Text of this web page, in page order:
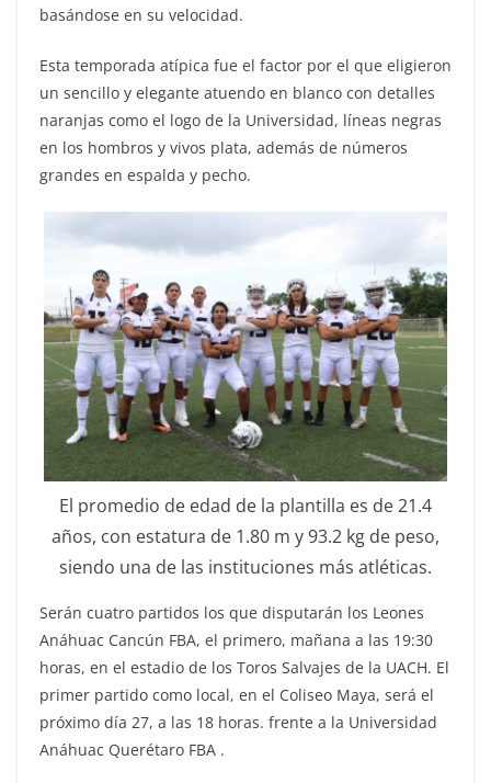
basándose en su velocidad.
Esta temporada atípica fue el factor por el que eligieron
un sencillo y elegante atuendo en blanco con detalles
naranjas como el logo de la Universidad, líneas negras
en los hombros y vivos plata, además de números
grandes en espalda y pecho.
El promedio de edad de la plantilla es de 21.4
años, con estatura de 1.80 m y 93.2 kg de peso,
siendo una de las instituciones más atléticas.
Serán cuatro partidos los que disputarán los Leones
Anáhuac Cancún FBA, el primero, mañana a las 19:30
horas, en el estadio de los Toros Salvajes de la UACH. El
primer partido como local, en el Coliseo Maya, será el
próximo día 27, a las 18 horas. frente a la Universidad
Anáhuac Querétaro FBA .